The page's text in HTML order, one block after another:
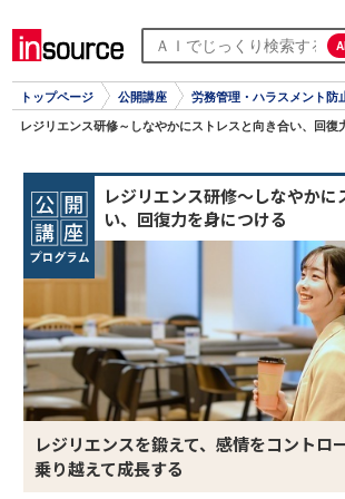
トップページ 公開講座 労務管理・ハラスメント防
レジリエンス研修～しなやかにストレスと向き合い、回復
レジリエンス研修～しなやか
い、回復力を身につける
レジリエンスを鍛えて、感情をコントロ
乗り越えて成長する